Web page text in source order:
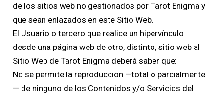
de los sitios web no gestionados por Tarot Enigma y
que sean enlazados en este Sitio Web.
El Usuario o tercero que realice un hipervínculo
desde una página web de otro, distinto, sitio web al
Sitio Web de Tarot Enigma deberá saber que:
No se permite la reproducción —total o parcialmente
— de ninguno de los Contenidos y/o Servicios del